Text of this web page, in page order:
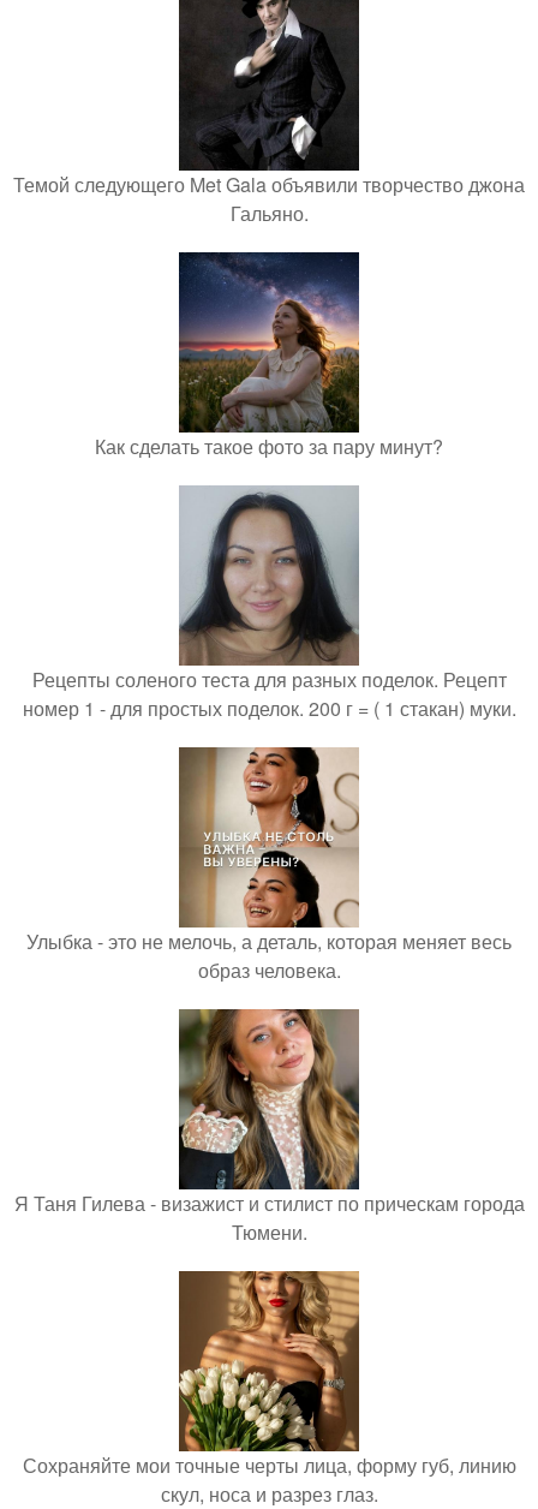
Темой следующего Met Gala объявили творчество джона
Гальяно.
Как сделать такое фото за пару минут?
Рецепты соленого теста для разных поделок. Рецепт
номер 1 - для простых поделок. 200 г = ( 1 стакан) муки.
Улыбка - это не мелочь, а деталь, которая меняет весь
образ человека.
Я Таня Гилева - визажист и стилист по прическам города
Тюмени.
Сохраняйте мои точные черты лица, форму губ, линию
скул, носа и разрез глаз.